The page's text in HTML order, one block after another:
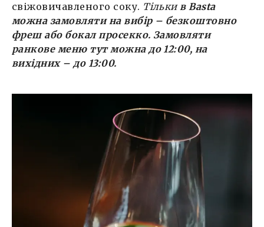
свіжовичавленого соку. Тільки в Basta
можна замовляти на вибір – безкоштовно
фреш або бокал просекко. Замовляти
ранкове меню тут можна до 12:00, на
вихідних – до 13:00.